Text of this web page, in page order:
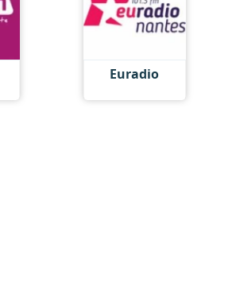
Euradio